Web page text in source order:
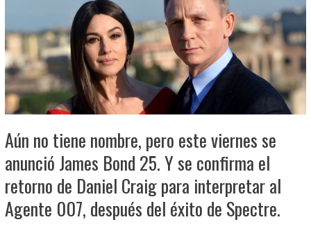
Aún no tiene nombre, pero este viernes se
anunció James Bond 25. Y se confirma el
retorno de Daniel Craig para interpretar al
Agente 007, después del éxito de Spectre.